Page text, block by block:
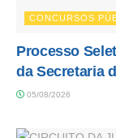
CONCURSOS
Processo
da Secretaria
05/08/2026